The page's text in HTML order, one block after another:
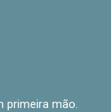
primeira mão.